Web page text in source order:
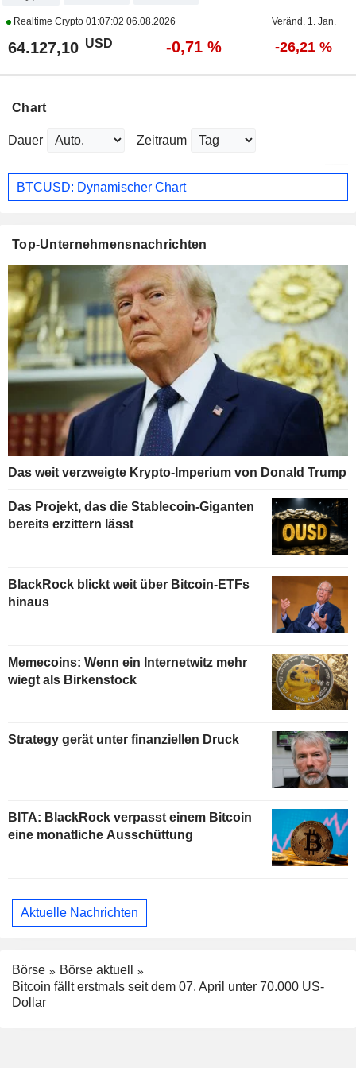
Realtime Crypto 01:07:02 06.08.2026 Veränd. 1. Jan.
64.127,10 USD -0,71 % -26,21 %
Chart
Dauer Zeitraum
BTCUSD: Dynamischer Chart
Top-Unternehmensnachrichten
Das weit verzweigte Krypto-Imperium von Donald Trump
Das Projekt, das die Stablecoin-Giganten
bereits erzittern lässt
BlackRock blickt weit über Bitcoin-ETFs
hinaus
Memecoins: Wenn ein Internetwitz mehr
wiegt als Birkenstock
Strategy gerät unter finanziellen Druck
BITA: BlackRock verpasst einem Bitcoin
eine monatliche Ausschüttung
Aktuelle Nachrichten
Börse
Börse aktuell
Bitcoin fällt erstmals seit dem 07. April unter 70.000 US-
Dollar